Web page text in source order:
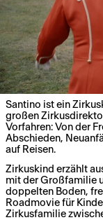
Santino ist ein
großen
Vorfahren: Von der
Abschieden,
auf Reisen.
Zirkuskind erzählt
mit der Großfamilie
doppelten Boden,
Roadmovie für
Zirkusfamilie